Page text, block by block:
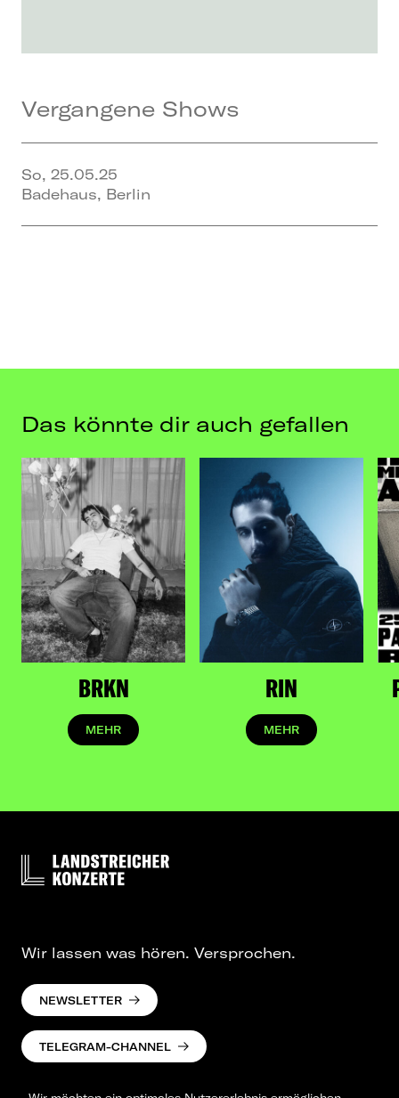
Vergangene Shows
So, 25.05.25
Badehaus, Berlin
Das könnte dir auch gefallen
BRKN
MEHR
RIN
MEHR
Wir lassen was hören. Versprochen.
NEWSLETTER
TELEGRAM-CHANNEL